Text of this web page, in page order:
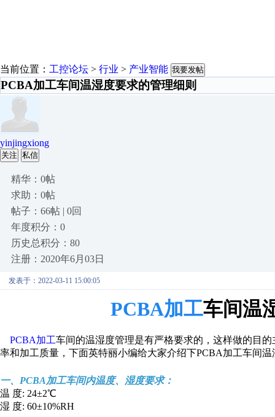
当前位置： 工控论坛 > 行业 > 产业智能 我要发帖
PCBA加工车间温湿度要求的管理细则
yinjingxiong
关注 私信
精华：0帖
求助：0帖
帖子：66帖 | 0回
年度积分：0
历史总积分：80
注册：2020年6月03日
发表于：2022-03-11 15:00:05
PCBA加工车间温
PCBA加工车间的温湿度管理是有严格要求的，这样做的目
率和加工质量，下面英特丽小编给大家介绍下PCBA加工车间
一、PCBA加工车间内温度、湿度要求：
温 度: 24±2℃
湿 度: 60±10%RH